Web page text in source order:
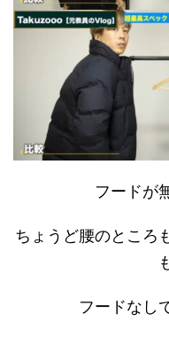
フードが
ちょうど腰のところ
フードなし